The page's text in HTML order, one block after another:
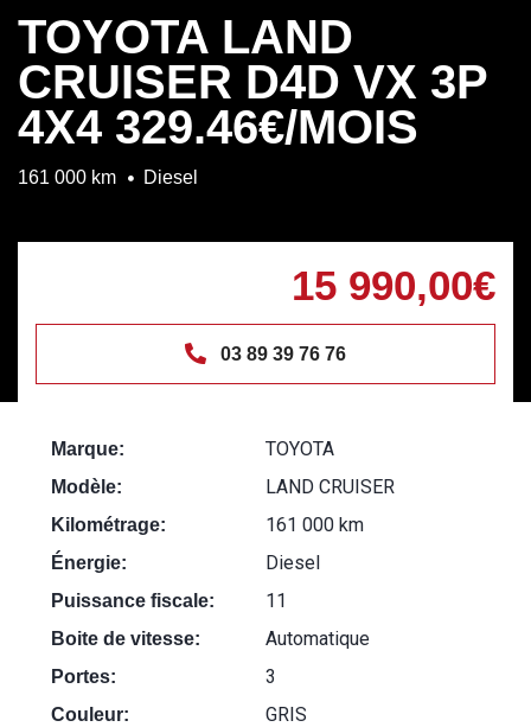
TOYOTA LAND
CRUISER D4D VX 3P
4X4 329.46€/MOIS
161 000 km Diesel
15 990,00€
03 89 39 76 76
Marque: TOYOTA
Modèle: LAND CRUISER
Kilométrage: 161 000 km
Énergie: Diesel
Puissance fiscale: 11
Boite de vitesse: Automatique
Portes: 3
Couleur: GRIS